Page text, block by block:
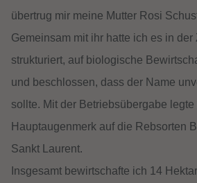
übertrug mir meine Mutter Rosi
Gemeinsam mit ihr hatte ich es in
strukturiert, auf biologische
und beschlossen, dass der Name
sollte. Mit der Betriebsübergabe legte
Hauptaugenmerk auf die Rebsorten
Sankt Laurent.
Insgesamt bewirtschafte ich 14